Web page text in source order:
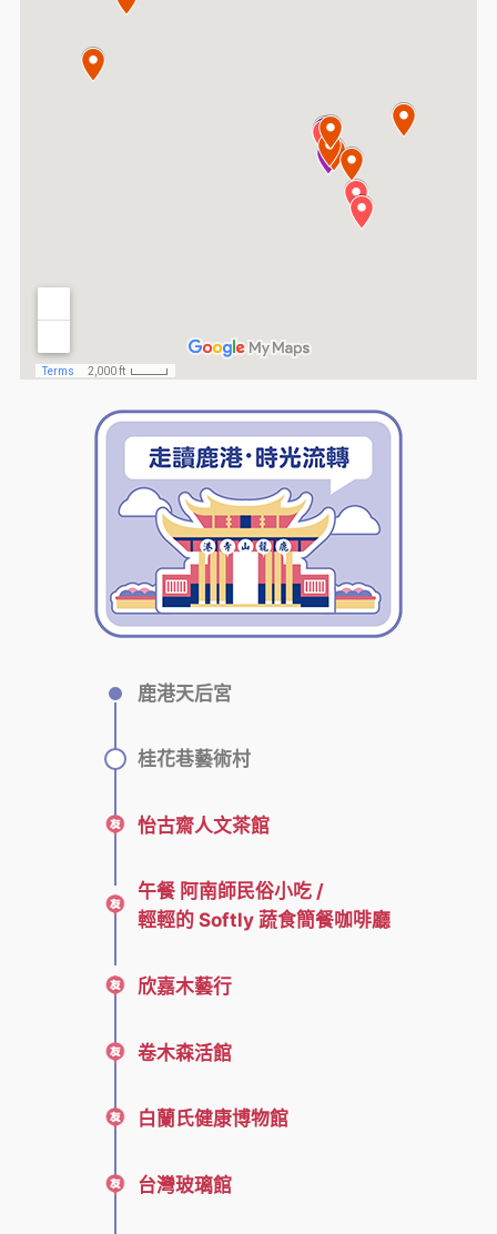
鹿港天后宮
桂花巷藝術村
怡古齋人文茶館
午餐 阿南師民俗小吃 /
輕輕的 Softly 蔬食簡餐咖啡廳
欣嘉木藝行
卷木森活館
白蘭氏健康博物館
台灣玻璃館